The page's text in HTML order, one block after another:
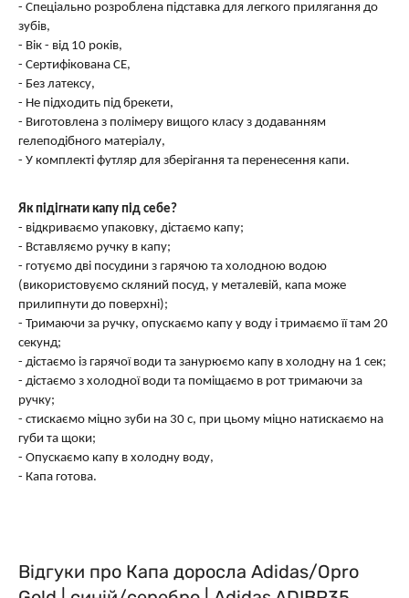
- Спеціально розроблена підставка для легкого прилягання до
зубів,
- Вік - від 10 років,
- Сертифікована CE,
- Без латексу,
- Не підходить під брекети,
- Виготовлена ​​з полімеру вищого класу з додаванням
гелеподібного матеріалу,
- У комплекті футляр для зберігання та перенесення капи.
Як підігнати капу під себе?
- відкриваємо упаковку, дістаємо капу;
- Вставляємо ручку в капу;
- готуємо дві посудини з гарячою та холодною водою
(використовуємо скляний посуд, у металевій, капа може
прилипнути до поверхні);
- Тримаючи за ручку, опускаємо капу у воду і тримаємо її там 20
секунд;
- дістаємо із гарячої води та занурюємо капу в холодну на 1 сек;
- дістаємо з холодної води та поміщаємо в рот тримаючи за
ручку;
- стискаємо міцно зуби на 30 с, при цьому міцно натискаємо на
губи та щоки;
- Опускаємо капу в холодну воду,
- Капа готова.
Відгуки про Капа доросла Adidas/Opro